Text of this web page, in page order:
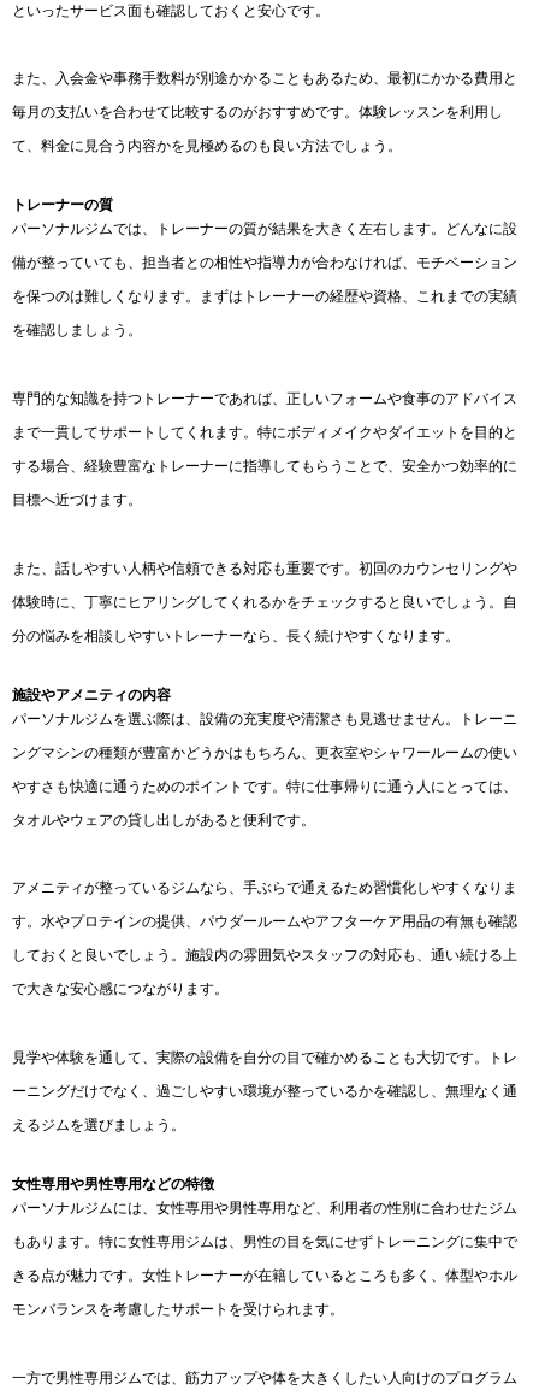
といったサービス面も確認しておくと安心です。
また、入会金や事務手数料が別途かかることもあるため、最初にかかる費用と
毎月の支払いを合わせて比較するのがおすすめです。体験レッスンを利用し
て、料金に見合う内容かを見極めるのも良い方法でしょう。
トレーナーの質
パーソナルジムでは、トレーナーの質が結果を大きく左右します。どんなに設
備が整っていても、担当者との相性や指導力が合わなければ、モチベーション
を保つのは難しくなります。まずはトレーナーの経歴や資格、これまでの実績
を確認しましょう。
専門的な知識を持つトレーナーであれば、正しいフォームや食事のアドバイス
まで一貫してサポートしてくれます。特にボディメイクやダイエットを目的と
する場合、経験豊富なトレーナーに指導してもらうことで、安全かつ効率的に
目標へ近づけます。
また、話しやすい人柄や信頼できる対応も重要です。初回のカウンセリングや
体験時に、丁寧にヒアリングしてくれるかをチェックすると良いでしょう。自
分の悩みを相談しやすいトレーナーなら、長く続けやすくなります。
施設やアメニティの内容
パーソナルジムを選ぶ際は、設備の充実度や清潔さも見逃せません。トレーニ
ングマシンの種類が豊富かどうかはもちろん、更衣室やシャワールームの使い
やすさも快適に通うためのポイントです。特に仕事帰りに通う人にとっては、
タオルやウェアの貸し出しがあると便利です。
アメニティが整っているジムなら、手ぶらで通えるため習慣化しやすくなりま
す。水やプロテインの提供、パウダールームやアフターケア用品の有無も確認
しておくと良いでしょう。施設内の雰囲気やスタッフの対応も、通い続ける上
で大きな安心感につながります。
見学や体験を通して、実際の設備を自分の目で確かめることも大切です。トレ
ーニングだけでなく、過ごしやすい環境が整っているかを確認し、無理なく通
えるジムを選びましょう。
女性専用や男性専用などの特徴
パーソナルジムには、女性専用や男性専用など、利用者の性別に合わせたジム
もあります。特に女性専用ジムは、男性の目を気にせずトレーニングに集中で
きる点が魅力です。女性トレーナーが在籍しているところも多く、体型やホル
モンバランスを考慮したサポートを受けられます。
一方で男性専用ジムでは、筋力アップや体を大きくしたい人向けのプログラム